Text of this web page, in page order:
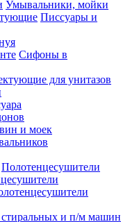
Умывальники, мойки
Писсуары и
Сифоны в
для унитазов
и моек
Полотенцесушители